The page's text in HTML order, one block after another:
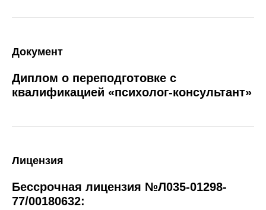
Документ
Диплом о переподготовке с
квалификацией «психолог-консультант»
Лицензия
Бессрочная лицензия №Л035-01298-
77/00180632: